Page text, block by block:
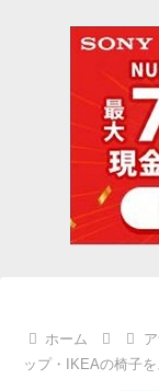
ホーム
ップ・IKEAの椅子